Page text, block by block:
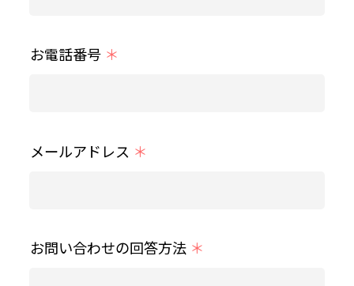
お電話番号 ＊
メールアドレス ＊
お問い合わせの回答方法 ＊